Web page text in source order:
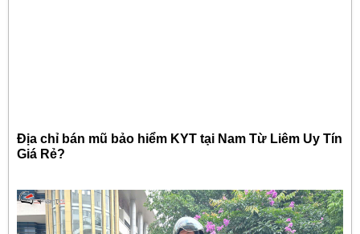
Địa chỉ bán mũ bảo hiểm KYT tại Nam Từ Liêm Uy Tín
Giá Rẻ?